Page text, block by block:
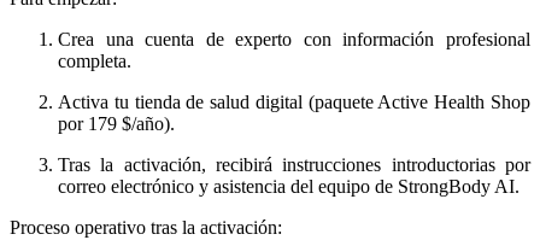
Crea una cuenta de experto con información profesional
completa.
Activa tu tienda de salud digital (paquete Active Health Shop
por 179 $/año).
Tras la activación, recibirá instrucciones introductorias por
correo electrónico y asistencia del equipo de StrongBody AI.
Proceso operativo tras la activación: